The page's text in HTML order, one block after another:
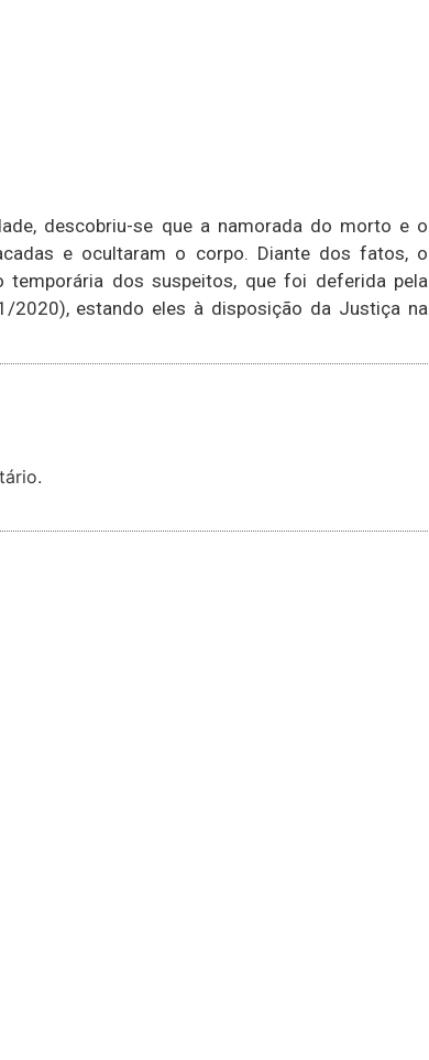
descobriu-se que a namorada do morto e o
e ocultaram o corpo. Diante dos fatos, o
temporária dos suspeitos, que foi deferida pela
2020), estando eles à disposição da Justiça na